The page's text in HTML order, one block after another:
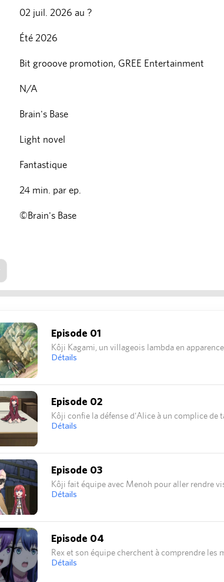
02 juil. 2026 au ?
Été 2026
Bit grooove promotion, GREE Entertainment
N/A
Brain's Base
Light novel
Fantastique
24 min. par ep.
©Brain's Base
Episode 01
Kôji Kagami, un villageois lambda en
Détails
Episode 02
Kôji confie la défense d'Alice à un complice de
Détails
Episode 03
Kôji fait équipe avec Menoh pour aller rendre
Détails
Episode 04
Rex et son équipe cherchent à comprendre les
Détails